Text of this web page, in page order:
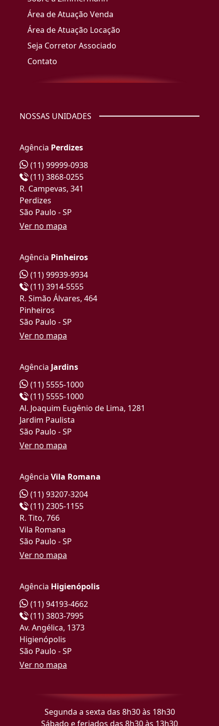
Área de Atuação Venda
Área de Atuação Locação
Seja Corretor Associado
Contato
NOSSAS UNIDADES
Agência Perdizes
(11) 99999-0938
(11) 3868-0255
R. Campevas, 341
Perdizes
São Paulo - SP
Ver no mapa
Agência Pinheiros
(11) 99939-9934
(11) 3914-5555
R. Simão Álvares, 464
Pinheiros
São Paulo - SP
Ver no mapa
Agência Jardins
(11) 5555-1000
(11) 5555-1000
Al. Joaquim Eugênio de Lima, 1281
Jardim Paulista
São Paulo - SP
Ver no mapa
Agência Vila Romana
(11) 93207-3204
(11) 2305-1155
R. Tito, 766
Vila Romana
São Paulo - SP
Ver no mapa
Agência Higienópolis
(11) 94193-4662
(11) 3803-7995
Av. Angélica, 1373
Higienópolis
São Paulo - SP
Ver no mapa
Segunda a sexta das 8h30 às 18h30
Sábado e feriados das 8h30 às 13h30